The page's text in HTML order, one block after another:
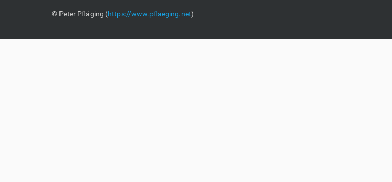
© Peter Pfläging (https://www.pflaeging.net)